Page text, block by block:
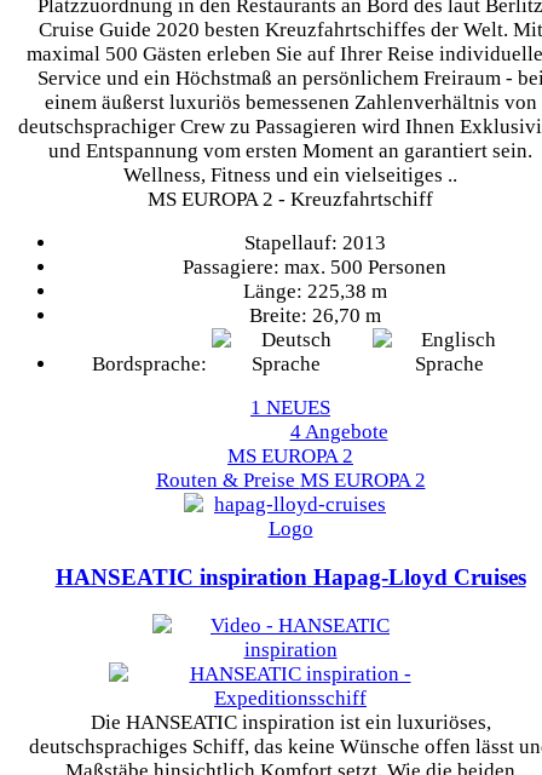
Platzzuordnung in den Restaurants an Bord des laut Berlitz
Cruise Guide 2020 besten Kreuzfahrtschiffes der Welt. Mit
maximal 500 Gästen erleben Sie auf Ihrer Reise
Service und ein Höchstmaß an persönlichem Freiraum -
einem äußerst luxuriös bemessenen Zahlenverhältnis von
deutschsprachiger Crew zu Passagieren wird Ihnen
und Entspannung vom ersten Moment an garantiert sein.
Wellness, Fitness und ein vielseitiges ..
MS EUROPA 2 - Kreuzfahrtschiff
Stapellauf: 2013
Passagiere: max. 500 Personen
Länge: 225,38 m
Breite: 26,70 m
Bordsprache:
1 NEUES
4 Angebote
MS EUROPA 2
Routen & Preise MS EUROPA 2
HANSEATIC inspiration Hapag-Lloyd Cruises
Die HANSEATIC inspiration ist ein luxuriöses,
deutschsprachiges Schiff, das keine Wünsche offen lässt